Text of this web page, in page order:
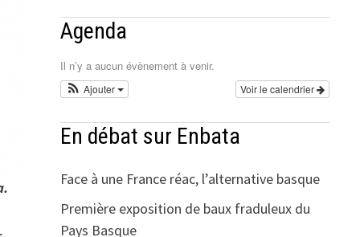
Agenda
Il n’y a aucun évènement à venir.
Voir le calendrier
Ajouter
En débat sur Enbata
Face à une France réac, l’alternative basque
Première exposition de baux fraduleux du
Pays Basque